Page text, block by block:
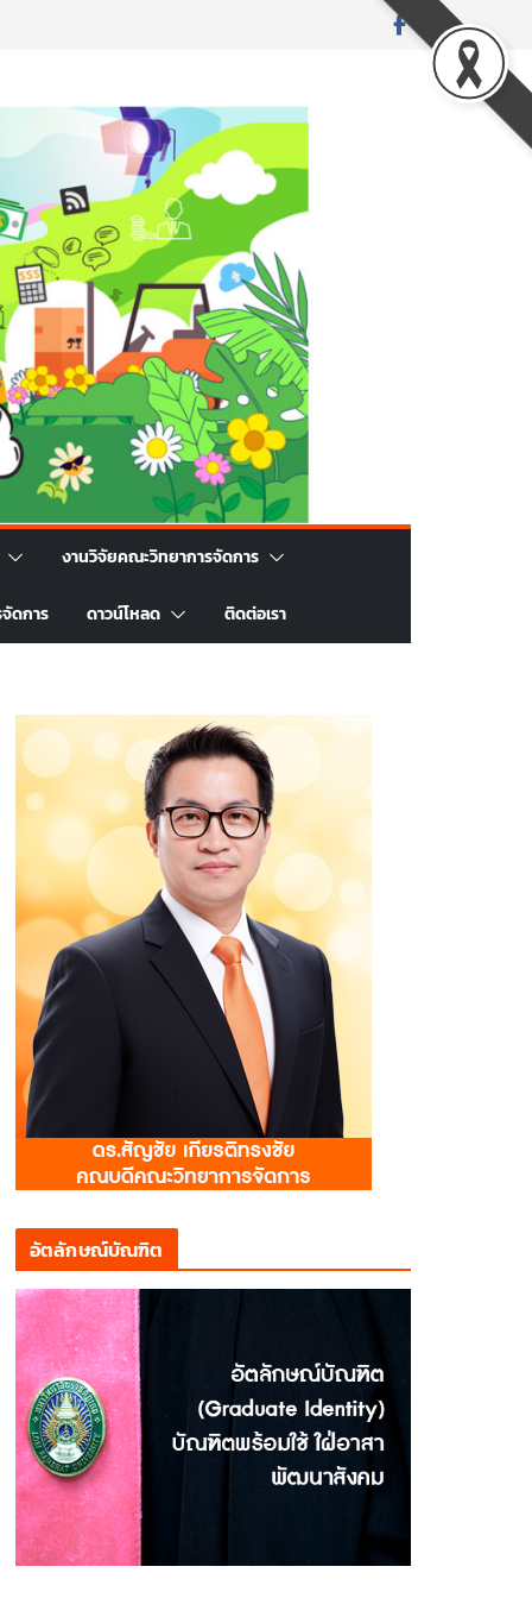
งานวิจัยคณะวิทยาการจัดการ
ดการ ดาวน์โหลด ติดต่อเรา
อัตลักษณ์บัณฑิต